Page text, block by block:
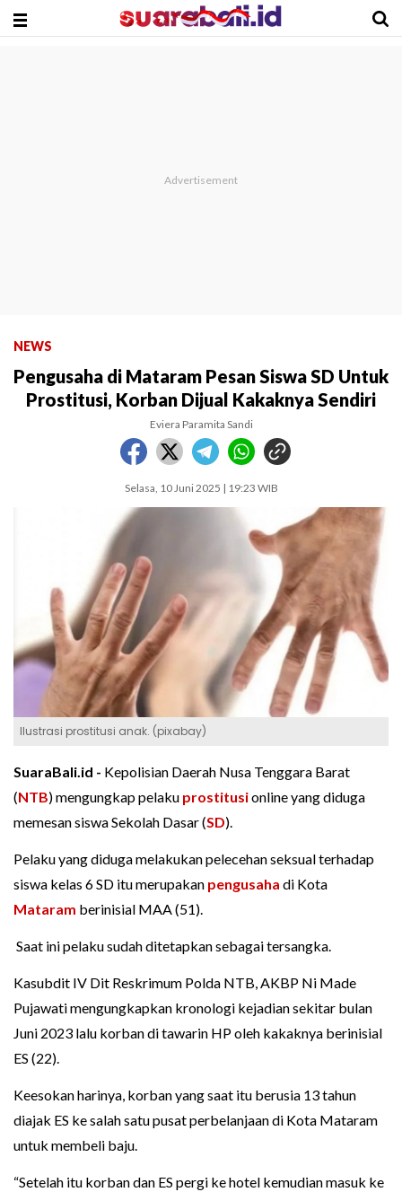
NEWS
Pengusaha di Mataram Pesan Siswa SD Untuk
Prostitusi, Korban Dijual Kakaknya Sendiri
Eviera Paramita Sandi
Selasa, 10 Juni 2025 | 19:23 WIB
Ilustrasi prostitusi anak. (pixabay)
SuaraBali.id - Kepolisian Daerah Nusa Tenggara Barat
(NTB) mengungkap pelaku prostitusionline yang diduga
memesan siswa Sekolah Dasar (SD).
Pelaku yang diduga melakukan pelecehan seksual terhadap
siswa kelas 6 SD itu merupakan pengusaha di Kota
Mataram berinisial MAA (51).
Saat ini pelaku sudah ditetapkan sebagai tersangka.
Kasubdit IV Dit Reskrimum Polda NTB, AKBP Ni Made
Pujawati mengungkapkan kronologi kejadian sekitar bulan
Juni 2023 lalu korban di tawarin HP oleh kakaknya berinisial
ES (22).
Keesokan harinya, korban yang saat itu berusia 13 tahun
diajak ES ke salah satu pusat perbelanjaan di Kota Mataram
untuk membeli baju.
“Setelah itu korban dan ES pergi ke hotel kemudian masuk ke